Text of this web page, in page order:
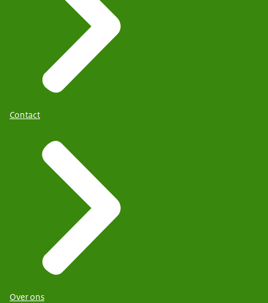
Contact
Over ons